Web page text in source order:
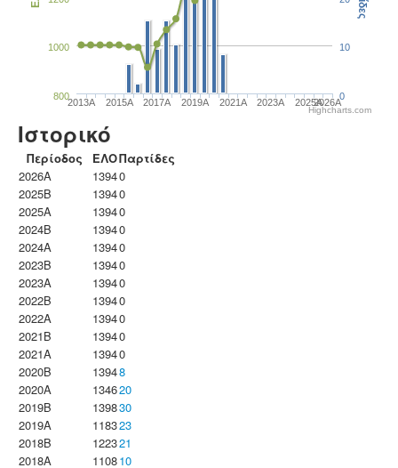
2013A 2015A 2017A 2019A 2021A 2023Α 2025A2026A
800
1000
0
10
Highcharts.com
Ιστορικό
Περίοδος ΕΛΟΠαρτίδες
2026A
13940
2025B
13940
2025A
13940
2024B
13940
2024A
13940
2023B
13940
2023Α
13940
2022B
13940
2022A
13940
2021B
13940
2021A
13940
2020B
13948
2020A
134620
2019B
139830
2019A
118323
2018B
122321
2018A
110810